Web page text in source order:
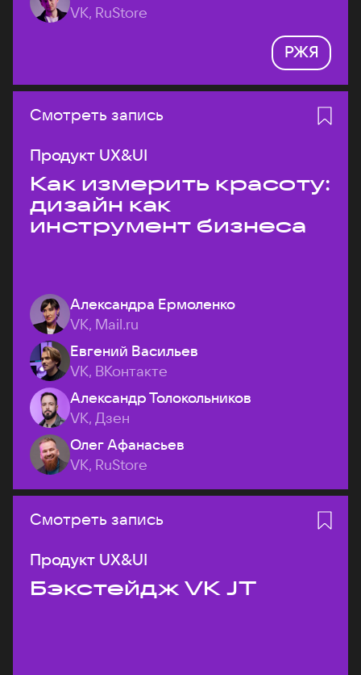
VK, RuStore
РЖЯ
Смотреть запись
Продукт UX&UI
Как измерить красоту:
дизайн как
инструмент бизнеса
Александра Ермоленко
VK, Mail.ru
Евгений Васильев
VK, ВКонтакте
Александр Толокольников
VK, Дзен
Олег Афанасьев
VK, RuStore
Смотреть запись
Продукт UX&UI
Бэкстейдж VK JT